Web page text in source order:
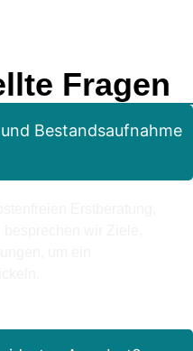
Fragen
Bestandsaufnahme